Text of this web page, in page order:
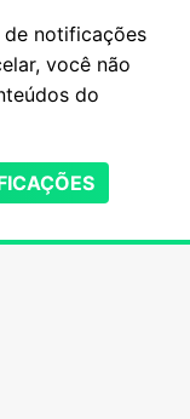
notificações
você não
do